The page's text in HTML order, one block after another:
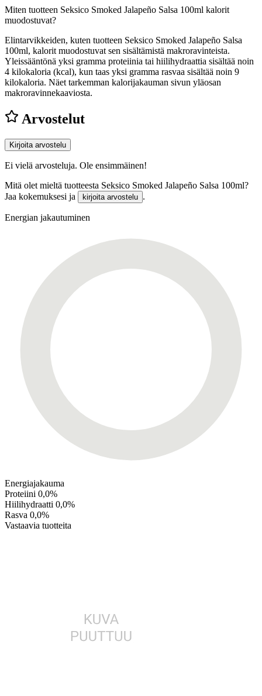
Miten tuotteen Seksico Smoked Jalapeño Salsa 100ml kalorit
muodostuvat?
Elintarvikkeiden, kuten tuotteen Seksico Smoked Jalapeño Salsa
100ml, kalorit muodostuvat sen sisältämistä makroravinteista.
Yleissääntönä yksi gramma proteiinia tai hiilihydraattia sisältää noin
4 kilokaloria (kcal), kun taas yksi gramma rasvaa sisältää noin 9
kilokaloria. Näet tarkemman kalorijakauman sivun yläosan
makroravinnekaaviosta.
Arvostelut
Kirjoita arvostelu
Ei vielä arvosteluja. Ole ensimmäinen!
Mitä olet mieltä tuotteesta Seksico Smoked Jalapeño Salsa 100ml?
Jaa kokemuksesi ja
kirjoita arvostelu .
Energian jakautuminen
Energiajakauma
Proteiini 0,0%
Hiilihydraatti 0,0%
Rasva 0,0%
Vastaavia tuotteita